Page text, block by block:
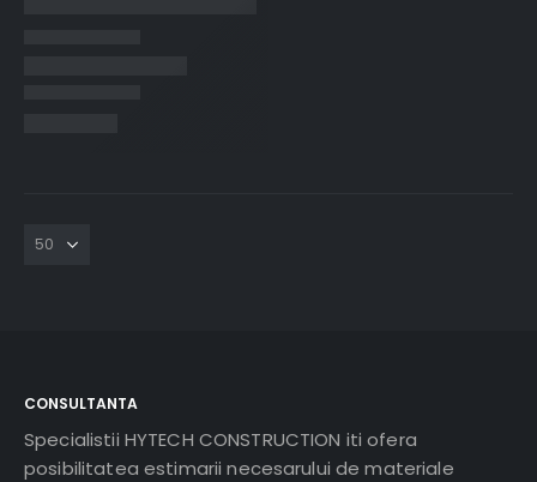
CONSULTANTA
Specialistii HYTECH CONSTRUCTION iti ofera
posibilitatea estimarii necesarului de materiale